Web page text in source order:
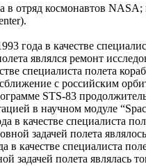
в отряд космонавтов
года в качестве
являлся ремонт
специалиста полета
с российским
STS-83
в научном модуле
качестве специалиста
задачей полета
в качестве специалиста
полета являлась